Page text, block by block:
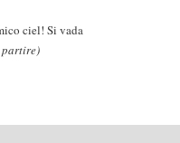
Si vada
partire)